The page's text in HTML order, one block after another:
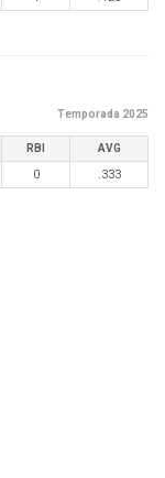
Temporada 2025
RBI AVG
0 .333